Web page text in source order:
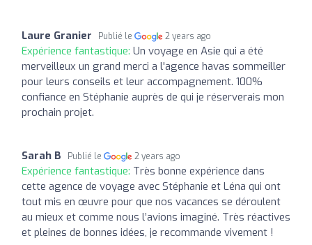
Laure Granier Publié le 2 years ago
Expérience fantastique: Un voyage en Asie qui a été
merveilleux un grand merci a l'agence havas sommeiller
pour leurs conseils et leur accompagnement. 100%
confiance en Stéphanie auprès de qui je réserverais mon
prochain projet.
Sarah B Publié le 2 years ago
Expérience fantastique: Très bonne expérience dans
cette agence de voyage avec Stéphanie et Léna qui ont
tout mis en œuvre pour que nos vacances se déroulent
au mieux et comme nous l’avions imaginé. Très réactives
et pleines de bonnes idées, je recommande vivement !